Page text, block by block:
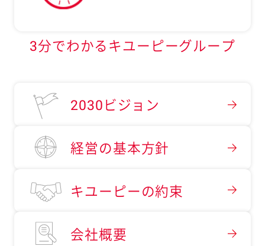
3分でわかるキユーピーグループ
2030ビジョン
経営の基本方針
キユーピーの約束
会社概要